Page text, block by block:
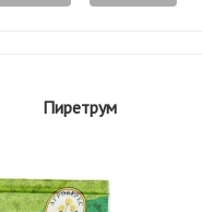
Пиретрум